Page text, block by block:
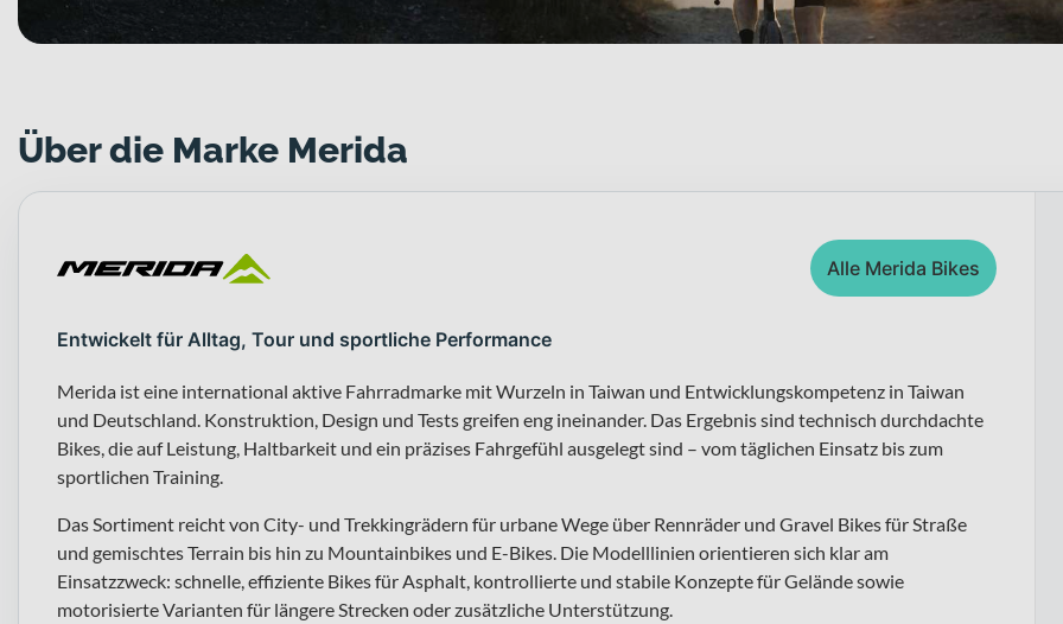
Über die Marke Merida
Alle Merida Bikes
Entwickelt für Alltag, Tour und sportliche Performance
Merida ist eine international aktive Fahrradmarke mit Wurzeln in Taiwan und Entwicklungskompetenz in Taiwan
und Deutschland. Konstruktion, Design und Tests greifen eng ineinander. Das Ergebnis sind technisch durchdachte
Bikes, die auf Leistung, Haltbarkeit und ein präzises Fahrgefühl ausgelegt sind – vom täglichen Einsatz bis zum
sportlichen Training.
Das Sortiment reicht von City- und Trekkingrädern für urbane Wege über Rennräder und Gravel Bikes für Straße
und gemischtes Terrain bis hin zu Mountainbikes und E-Bikes. Die Modelllinien orientieren sich klar am
Einsatzzweck: schnelle, effiziente Bikes für Asphalt, kontrollierte und stabile Konzepte für Gelände sowie
motorisierte Varianten für längere Strecken oder zusätzliche Unterstützung.